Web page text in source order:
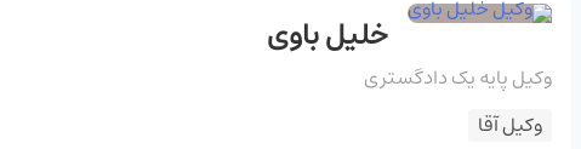
خلیل باوی
وکیل پایه یک دادگستری
وکیل آقا